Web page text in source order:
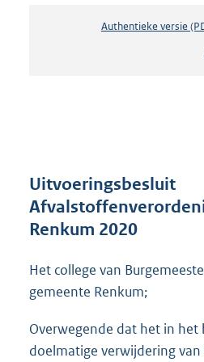
Authentieke versie
Uitvoeringsbesluit
Renkum 2020
Het college van
gemeente Renkum;
Overwegende dat het in het
doelmatige verwijdering